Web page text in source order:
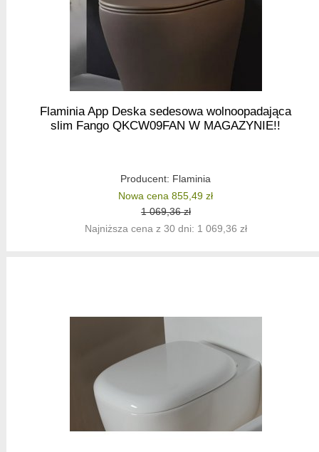
Flaminia App Deska sedesowa wolnoopadająca
slim Fango QKCW09FAN W MAGAZYNIE!!
Producent: Flaminia
Nowa cena 855,49 zł
1 069,36 zł
Najniższa cena z 30 dni: 1 069,36 zł